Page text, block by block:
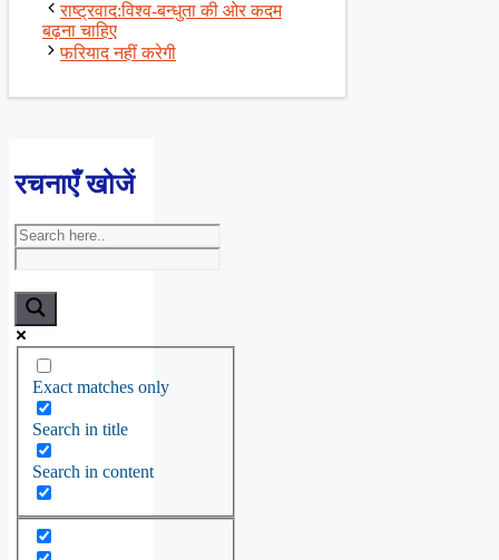
राष्ट्रवाद:विश्व-बन्धुता की ओर कदम
बढ़ना चाहिए
फरियाद नहीं करेगी
रचनाएँ खोजें
Exact matches only
Search in title
Search in content